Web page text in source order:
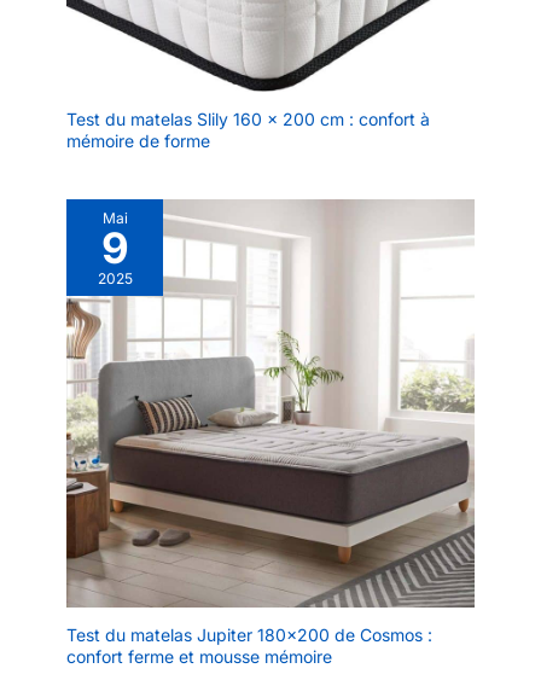
Test du matelas Slily 160 x 200 cm : confort à
mémoire de forme
Mai
9
2025
Test du matelas Jupiter 180×200 de Cosmos :
confort ferme et mousse mémoire